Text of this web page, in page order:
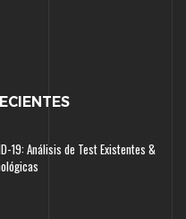
19: Análisis de Test Existentes &